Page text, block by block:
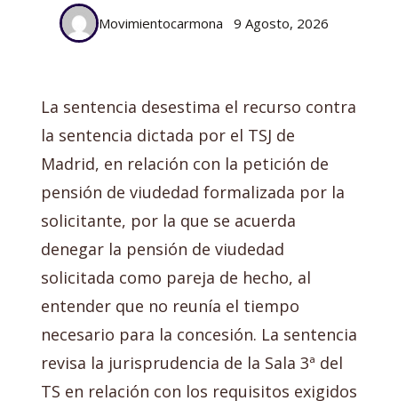
Movimientocarmona 9 Agosto, 2026
La sentencia desestima el recurso contra
la sentencia dictada por el TSJ de
Madrid, en relación con la petición de
pensión de viudedad formalizada por la
solicitante, por la que se acuerda
denegar la pensión de viudedad
solicitada como pareja de hecho, al
entender que no reunía el tiempo
necesario para la concesión. La sentencia
revisa la jurisprudencia de la Sala 3ª del
TS en relación con los requisitos exigidos